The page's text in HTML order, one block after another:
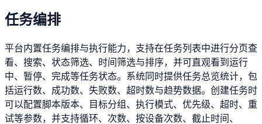
任务编排
平台内置任务编排与执行能力，支持在任务列表中进行分页查
看、搜索、状态筛选、时间筛选与排序，并可直观看到运行
中、暂停、完成等任务状态。系统同时提供任务总览统计，包
括运行数、成功数、失败数、超时数与趋势数据。创建任务时
可以配置脚本版本、目标分组、执行模式、优先级、超时、重
试等参数，并支持循环、次数、按设备次数、截止时间、